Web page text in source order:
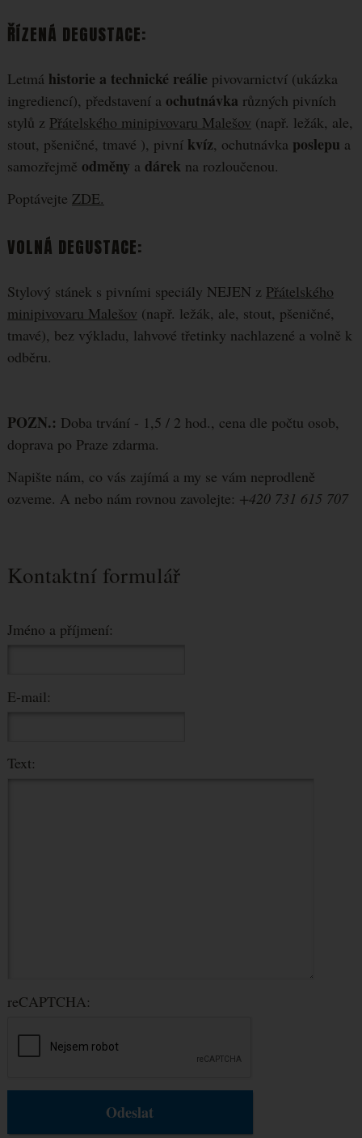
ŘÍZENÁ DEGUSTACE:
Letmá historie a technické reálie pivovarnictví (ukázka
ingrediencí), představení a ochutnávka různých pivních
stylů z Přátelského minipivovaru Malešov (např. ležák, ale,
stout, pšeničné, tmavé ), pivní kvíz, ochutnávka poslepu a
samozřejmě odměny a dárek na rozloučenou.
Poptávejte ZDE.
VOLNÁ DEGUSTACE:
Stylový stánek s pivními speciály NEJEN z Přátelského
minipivovaru Malešov (např. ležák, ale, stout, pšeničné,
tmavé), bez výkladu, lahvové třetinky nachlazené a volně k
odběru.
POZN.: Doba trvání - 1,5 / 2 hod., cena dle počtu osob,
doprava po Praze zdarma.
Napište nám, co vás zajímá a my se vám neprodleně
ozveme. A nebo nám rovnou zavolejte: +420 731 615 707
Kontaktní formulář
Jméno a příjmení:
E-mail:
Text:
reCAPTCHA: